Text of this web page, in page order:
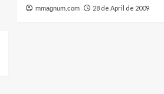
mmagnum.com 28 de April de 2009